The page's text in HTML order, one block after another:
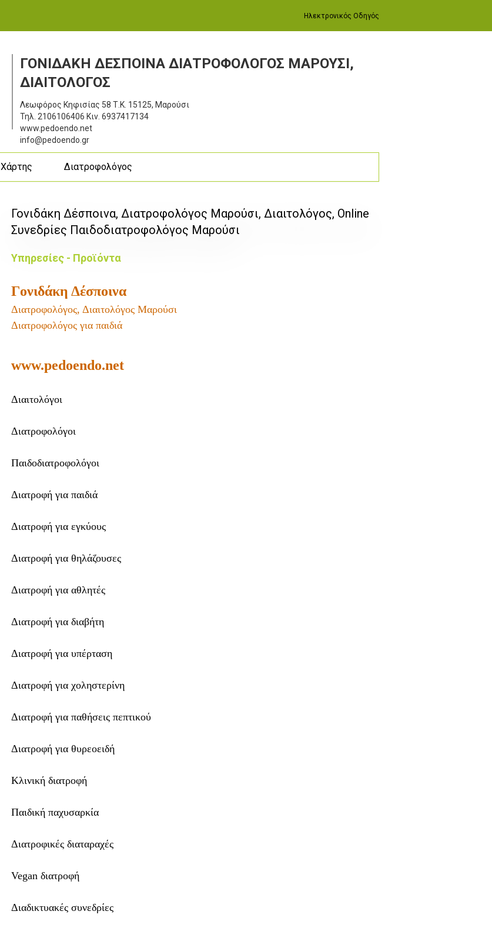
Ηλεκτρονικός Οδηγός
ΓΟΝΙΔΑΚΗ ΔΕΣΠΟΙΝΑ ΔΙΑΤΡΟΦΟΛΟΓΟΣ ΜΑΡΟΥΣΙ,
ΔΙΑΙΤΟΛΟΓΟΣ
Λεωφόρος Κηφισίας 58 Τ.Κ. 15125, Μαρούσι
Τηλ. 2106106406 Κιν. 6937417134
www.pedoendo.net
info@pedoendo.gr
Χάρτης Διατροφολόγος
Γονιδάκη Δέσποινα, Διατροφολόγος Μαρούσι, Διαιτολόγος, Online
Συνεδρίες Παιδοδιατροφολόγος Μαρούσι
Υπηρεσίες - Προϊόντα
Γονιδάκη Δέσποινα
Διατροφολόγος, Διαιτολόγος Μαρούσι
Διατροφολόγος για παιδιά
www.pedoendo.net
Διαιτολόγοι
Διατροφολόγοι
Παιδοδιατροφολόγοι
Διατροφή για παιδιά
Διατροφή για εγκύους
Διατροφή για θηλάζουσες
Διατροφή για αθλητές
Διατροφή για διαβήτη
Διατροφή για υπέρταση
Διατροφή για χοληστερίνη
Διατροφή για παθήσεις πεπτικού
Διατροφή για θυρεοειδή
Κλινική διατροφή
Παιδική παχυσαρκία
Διατροφικές διαταραχές
Vegan διατροφή
Διαδικτυακές συνεδρίες